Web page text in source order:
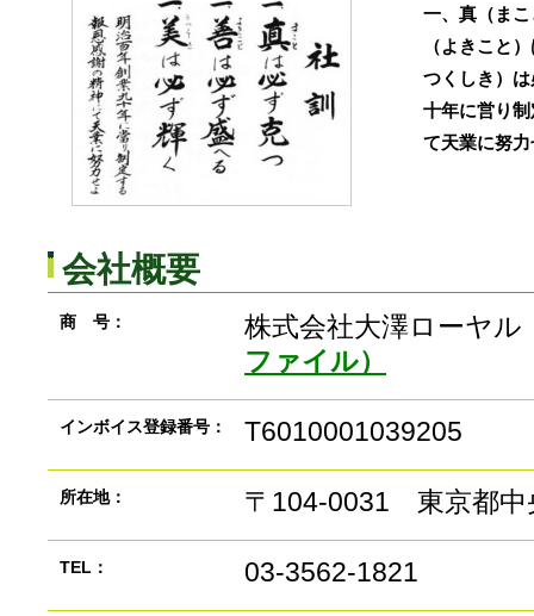
一、真（ま
（よきこと
つくしき）
十年に営り
て天業に努
会社概要
商 号：
株式会社大澤
ファイル）
インボイス登録番号： T6010001039205
所在地： 〒104-0031 東京都中
TEL： 03-3562-1821